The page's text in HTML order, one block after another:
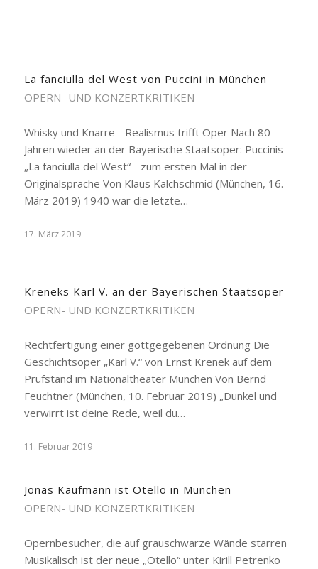
La fanciulla del West von Puccini in München
OPERN- UND KONZERTKRITIKEN
Whisky und Knarre - Realismus trifft Oper Nach 80
Jahren wieder an der Bayerische Staatsoper: Puccinis
„La fanciulla del West“ - zum ersten Mal in der
Originalsprache Von Klaus Kalchschmid (München, 16.
März 2019) 1940 war die letzte…
17. März 2019
Kreneks Karl V. an der Bayerischen Staatsoper
OPERN- UND KONZERTKRITIKEN
Rechtfertigung einer gottgegebenen Ordnung Die
Geschichtsoper „Karl V.“ von Ernst Krenek auf dem
Prüfstand im Nationaltheater München Von Bernd
Feuchtner (München, 10. Februar 2019) „Dunkel und
verwirrt ist deine Rede, weil du…
11. Februar 2019
Jonas Kaufmann ist Otello in München
OPERN- UND KONZERTKRITIKEN
Opernbesucher, die auf grauschwarze Wände starren
Musikalisch ist der neue „Otello“ unter Kirill Petrenko